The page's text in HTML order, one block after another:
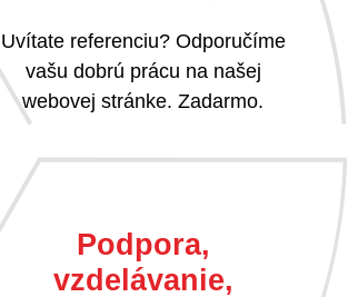
Uvítate referenciu? Odporučíme
vašu dobrú prácu na našej
webovej stránke. Zadarmo.
Podpora,
vzdelávanie,